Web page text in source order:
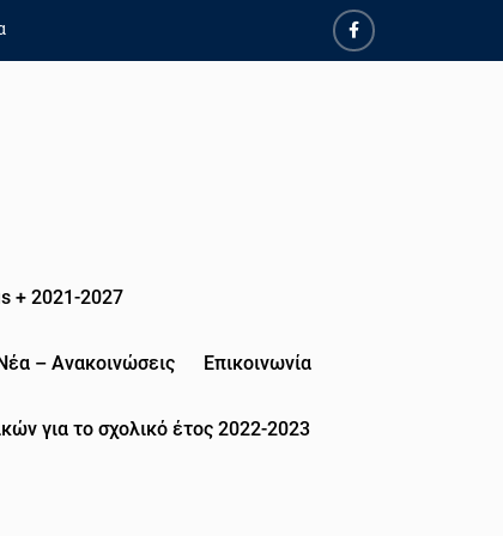
+ 2021-2027
– Ανακοινώσεις Επικοινωνία
για το σχολικό έτος 2022-2023